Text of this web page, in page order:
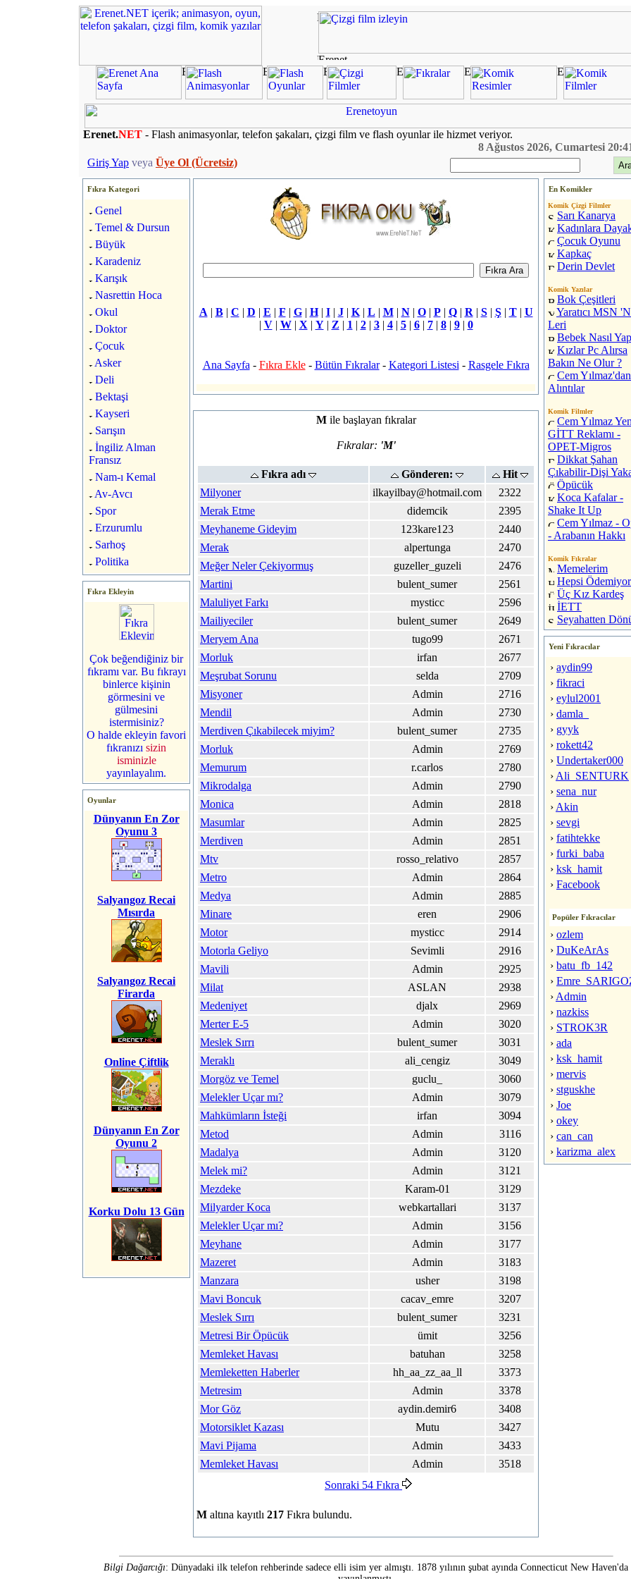
Erenet.NET - Flash animasyonlar, telefon şakaları, çizgi film ve flash oyunlar ile hizmet veriyor.
8 Ağustos 2026, Cumartesi
Giriş Yap veya Üye Ol (Ücretsiz)
Fıkra Kategori
Genel
Temel & Dursun
Büyük
Karadeniz
Karışık
Nasrettin Hoca
Okul
Doktor
Çocuk
Asker
Deli
Bektaşi
Kayseri
Sarışın
İngiliz Alman
Fransız
Nam-ı Kemal
Av-Avcı
Spor
Erzurumlu
Sarhoş
Politika
Fıkra Ekleyin
Çok beğendiğiniz bir
fıkramı var. Bu fıkrayı
binlerce kişinin
görmesini ve
gülmesini
istermisiniz?
O halde ekleyin favori
fıkranızı sizin
isminizle
yayınlayalım.
Oyunlar
Dünyanın En Zor
Oyunu 3
Salyangoz Recai
Mısırda
Salyangoz Recai
Firarda
Online Çiftlik
Dünyanın En Zor
Oyunu 2
Korku Dolu 13 Gün
A | B| C | D | E | F | G| H| I| J| K| L | M| N| O| P| Q| R | S| Ş| T| U
| V| W| X | Y| Z | 1 | 2| 3| 4| 5| 6| 7| 8| 9| 0
Ana Sayfa - Fıkra Ekle- Bütün Fıkralar- Kategori Listesi - Rasgele Fıkra
Mile başlayan fıkralar
Fıkralar: 'M'
Fıkra adı Gönderen:
Hit
Milyoner
ilkayilbay@hotmail.com
2322
Merak Etme
didemcik
2395
Meyhaneme Gideyim
123kare123
2440
Merak
alpertunga
2470
Meğer Neler Çekiyormuş
guzeller_guzeli
2476
Martini
bulent_sumer
2561
Maluliyet Farkı
mysticc
2596
Mailiyeciler
bulent_sumer
2649
Meryem Ana
tugo99
2671
Morluk
irfan
2677
Meşrubat Sorunu
selda
2709
Misyoner
Admin
2716
Mendil
Admin
2730
Merdiven Çıkabilecek miyim?
bulent_sumer
2735
Morluk
Admin
2769
Memurum
r.carlos
2780
Mikrodalga
Admin
2790
Monica
Admin
2818
Masumlar
Admin
2825
Merdiven
Admin
2851
Mtv
rosso_relativo
2857
Metro
Admin
2864
Medya
Admin
2885
Minare
eren
2906
Motor
mysticc
2914
Motorla Geliyo
Sevimli
2916
Mavili
Admin
2925
Milat
ASLAN
2938
Medeniyet
djalx
2969
Merter E-5
Admin
3020
Meslek Sırrı
bulent_sumer
3031
Meraklı
ali_cengiz
3049
Morgöz ve Temel
guclu_
3060
Melekler Uçar mı?
Admin
3079
Mahkümların İsteği
irfan
3094
Metod
Admin
3116
Madalya
Admin
3120
Melek mi?
Admin
3121
Mezdeke
Karam-01
3129
Milyarder Koca
webkartallari
3137
Melekler Uçar mı?
Admin
3156
Meyhane
Admin
3177
Mazeret
Admin
3183
Manzara
usher
3198
Mavi Boncuk
cacav_emre
3207
Meslek Sırrı
bulent_sumer
3231
Metresi Bir Öpücük
ümit
3256
Memleket Havası
batuhan
3258
Memleketten Haberler
hh_aa_zz_aa_ll
3373
Metresim
Admin
3378
Mor Göz
aydin.demir6
3408
Motorsiklet Kazası
Mutu
3427
Mavi Pijama
Admin
3433
Memleket Havası
Admin
3518
Sonraki 54 Fıkra
M altına kayıtlı 217 Fıkra bulundu.
En Komikler
Komik Çizgi Filmler
Sarı Kanarya
Kadınlara
Çocuk Oyunu
Kapkaç
Derin Devlet
Komik Yazılar
Bok Çeşitleri
Yaratıcı MSN
Leri
Bebek Nasıl
Kızlar Pc Alırsa
Bakın Ne Olur ?
Cem Yılmaz'dan
Alıntılar
Komik Filmler
Cem Yılmaz
GİTT Reklamı -
OPET-Migros
Dikkat Şahan
Çıkabilir-Dişi
Öpücük
Koca Kafalar -
Shake It Up
Cem Yılmaz -
- Arabanın Hakkı
Komik Fıkralar
Memelerim
Hepsi Ödemiyor
Üç Kız Kardeş
İETT
Seyahatten
Yeni Fıkracılar
› aydin99
› fikraci
› eylul2001
› damla_
› gyyk
› rokett42
› Undertaker000
› Ali_SENTURK
› sena_nur
› Akin
› sevgi
› fatihtekke
› furki_baba
› ksk_hamit
› Facebook
Popüler Fıkracılar
› ozlem
› DuKeArAs
› batu_fb_142
›
› Admin
› nazkiss
› STROK3R
› ada
› ksk_hamit
› mervis
› stguskhe
› Joe
› okey
› can_can
› karizma_alex
Bilgi Dağarcığı: Dünyadaki ilk telefon rehberinde sadece elli isim yer almıştı. 1878 yılının şubat ayında Connecticut New Haven'da